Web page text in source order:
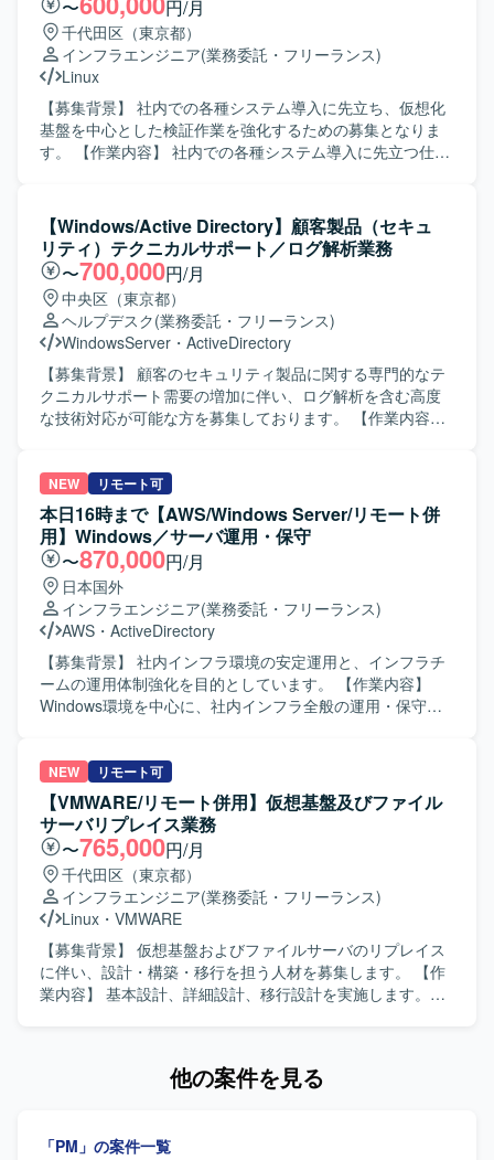
質状況の報告を行っていただきます。 【求める人物像】 関
係者と円滑にコミュニケーションを取りながら、主体的に
案件を推進できる方を求めております。状況変化に柔軟に
対応しつつ、ドキュメントを用いた分かりやすい説明や調
整ができる方が望ましいです。 【ポジションの魅力】 オン
ライン証券ビジネスにおけるシステム案件を上流工程から
一貫して担当することで、業務知識とシステム知識の双方
る経験を積むことができます。 【開発環境】 Web系システ
ムを対象とした環境において、LinuxおよびSQLを活用した
システムの要件定義および設計・開発経験を生かしてご対
応いただきます。
〜 円/月
千代田区（東京都）
インフラエンジニア(業務委託・フリーランス)
Linux
【募集背景】 社内での各種システム導入に先立ち、仮想化
基盤を中心とした検証作業を強化するための募集となりま
す。 【作業内容】 社内での各種システム導入に先立つ仕様
仕様書等の各種資料作成も行っていただきます。メインは
仮想化検証となりますが、プロジェクト内で別案件にアサ
インされる可能性もあります。サポート契約がない最新ア
プリケーションの検証など、自力での調査検証が必要なケ
ースもあります。 【求める人物像】 仮想技術やWindowsや
LinuxのOS知識など、広範な知識を主体的にキャッチアップ
いただける方を求めています。複数案件を各個人で分担し
て処理する場合もあるため、ある程度自走可能な対応力を
お持ちの方を歓迎いたします。不明点をお客様やチームメ
ンバーに適時確認しながら、柔軟に対応いただける方です
プリケーションの検証などを通じて技術的なスキルアップ
が期待できます。複数案件に関わることで、さまざまなシ
ステム導入における検証・構築ノウハウを蓄積できる環境
です。 【開発環境】 仮想化基盤上でWindowsおよびLinux
環境を利用した検証・構築作業を行います。
【Windows/Active Directory】顧客製品（セキュ
リティ）テクニカルサポート／ログ解析業務
〜700,000円/月
中央区（東京都）
ヘルプデスク(業務委託・フリーランス)
WindowsServer ・ ActiveDirectory
【募集背景】 顧客のセキュリティ製品に関する専門的なテ
クニカルサポート需要の増加に伴い、ログ解析を含む高度
な技術対応が可能な方を募集しております。 【作業内容】
応に加え、SIEMログ解析を中心とした技術調査を行いま
す。主な対応内容として、Windowsイベントログ解析
（Event ID 4624/4625 などの認証挙動の分析）、Active
Directory認証ログの調査（不正ログイン、権限昇格などの
攻撃手法理解を含む）、IPS／UTMのアラート調査、製品
（セキュリティ）の動作検証や技術的な深掘り調査、報告
書作成、社内レビュー、顧客向け説明（Web会議含む）を
行っていただきます。攻撃手法の理解を前提としたログ解
析を含む高度な技術対応が求められます。 【求める人物
像】 責任を持って1人称で対応できる方を求めております。
また、チームでの報連相やコミュニケーションを円滑に行
製品のテクニカルサポートを通じて、攻撃手法の理解や各
種ログ解析スキルを実務の中で磨くことができます。製品
の動作検証や技術的な深掘り調査を行うことで、セキュリ
ティ領域の知見を広く深く身につけられる環境です。 【開
発環境】 Windows環境および各種セキュリティ製品、SIEM
基盤を用いたログ解析環境となります。
NEW リモート可
本日16時まで【AWS/Windows Server/リモート併
用】Windows／サーバ運用・保守
〜870,000円/月
日本国外
インフラエンジニア(業務委託・フリーランス)
AWS ・ ActiveDirectory
【募集背景】 社内インフラ環境の安定運用と、インフラチ
ームの運用体制強化を目的としています。 【作業内容】
Windows環境を中心に、社内インフラ全般の運用・保守を
ポリシーの運用、Zscalerの運用支援、Hyper-V環境やオン
プレミスサーバの運用・監視・障害対応を行います。AWS
上のサーバにおけるOS・ミドルウェア・各種サービスのア
ップデート対応、バックアップ・リストア対応、社内業務
システムのアップデート・障害対応も担当します。あわせ
て、ログや監視情報を活用したトラブルシューティング、
恒久対応・改善策の検討、手順書・構成情報・対応履歴な
どのドキュメント整備を行います。 【求める人物像】 対応
を通じて得られた知見を整理し、手順の標準化や再発防止
につなげられる方を求めています。 【ポジションの魅力】
Windows、Active Directory、Zscaler、Hyper-V、オンプレ
ト・プロキシはZscaler（ZIA、ZPA、Client Connector）、
AWSサービスはEC2、EBS、VPC、IAM、CloudWatch、ス
NEW リモート可
【VMWARE/リモート併用】仮想基盤及びファイル
サーバリプレイス業務
〜765,000円/月
千代田区（東京都）
インフラエンジニア(業務委託・フリーランス)
Linux ・ VMWARE
【募集背景】 仮想基盤およびファイルサーバのリプレイス
に伴い、設計・構築・移行を担う人材を募集します。 【作
業内容】 基本設計、詳細設計、移行設計を実施します。仮
スクに取り組める方を求めています。周囲と良質なコミュ
試験まで一連の工程に携わることができます。 【開発環
他の案件を見る
「PM」の案件一覧